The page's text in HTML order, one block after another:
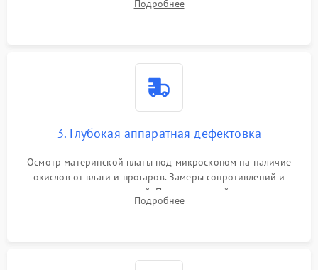
высохшей термопасты с кристаллов чипов.
Подробнее
3. Глубокая аппаратная дефектовка
Осмотр материнской платы под микроскопом на наличие
окислов от влаги и прогаров. Замеры сопротивлений и
дежурных напряжений. Проверка цепей питания,
мультиконтроллера, процессора и видеочипа.
Подробнее